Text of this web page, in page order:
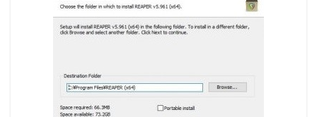
ード
アウ
トを